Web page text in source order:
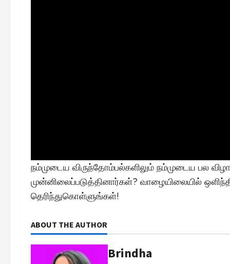
நம்முடைய விருந்தோம்பல்களிலும் நம்முடைய பல
முன்னிலைப்படுத்தினார்கள்? வாழையிலையில்
தெரிந்துகொள்ளுங்கள்!
ABOUT THE AUTHOR
Brindha